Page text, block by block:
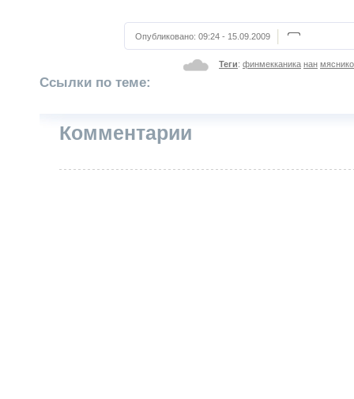
Опубликовано: 09:24 - 15.09.2009
Теги: финмекканика нан
Ссылки по теме:
Комментарии